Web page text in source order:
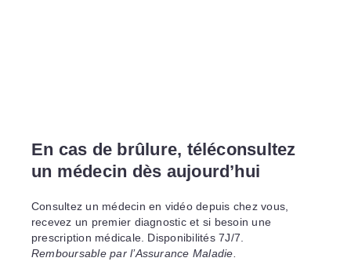
En cas de brûlure, téléconsultez
un médecin dès aujourd’hui
Consultez un médecin en vidéo depuis chez vous,
recevez un premier diagnostic et si besoin une
prescription médicale. Disponibilités 7J/7.
Remboursable par l’Assurance Maladie.